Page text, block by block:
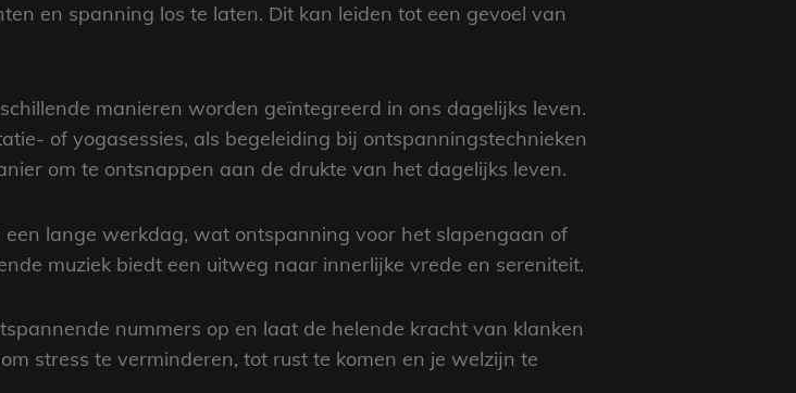
en spanning los te laten. Dit kan leiden tot een gevoel van
manieren worden geïntegreerd in ons dagelijks leven.
of yogasessies, als begeleiding bij ontspanningstechnieken
om te ontsnappen aan de drukte van het dagelijks leven.
lange werkdag, wat ontspanning voor het slapengaan of
muziek biedt een uitweg naar innerlijke vrede en sereniteit.
nummers op en laat de helende kracht van klanken
stress te verminderen, tot rust te komen en je welzijn te